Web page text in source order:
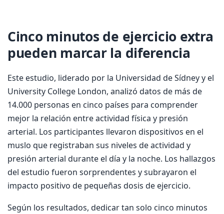
Cinco minutos de ejercicio extra
pueden marcar la diferencia
Este estudio, liderado por la Universidad de Sídney y el
University College London, analizó datos de más de
14.000 personas en cinco países para comprender
mejor la relación entre actividad física y presión
arterial. Los participantes llevaron dispositivos en el
muslo que registraban sus niveles de actividad y
presión arterial durante el día y la noche. Los hallazgos
del estudio fueron sorprendentes y subrayaron el
impacto positivo de pequeñas dosis de ejercicio.
Según los resultados, dedicar tan solo cinco minutos